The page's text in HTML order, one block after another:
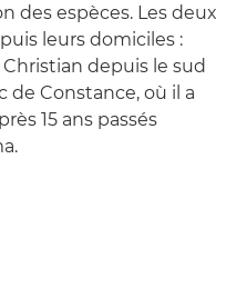
des espèces. Les deux
leurs domiciles :
depuis le sud
de Constance, où il a
15 ans passés